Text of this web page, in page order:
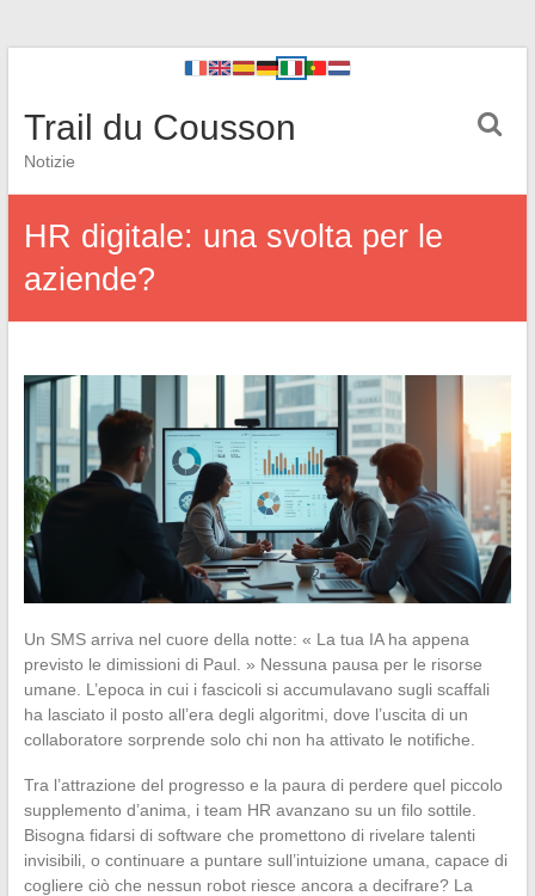
Trail du Cousson
Notizie
HR digitale: una svolta per le
aziende?
Un SMS arriva nel cuore della notte: « La tua IA ha appena
previsto le dimissioni di Paul. » Nessuna pausa per le risorse
umane. L’epoca in cui i fascicoli si accumulavano sugli scaffali
ha lasciato il posto all’era degli algoritmi, dove l’uscita di un
collaboratore sorprende solo chi non ha attivato le notifiche.
Tra l’attrazione del progresso e la paura di perdere quel piccolo
supplemento d’anima, i team HR avanzano su un filo sottile.
Bisogna fidarsi di software che promettono di rivelare talenti
invisibili, o continuare a puntare sull’intuizione umana, capace di
cogliere ciò che nessun robot riesce ancora a decifrare? La